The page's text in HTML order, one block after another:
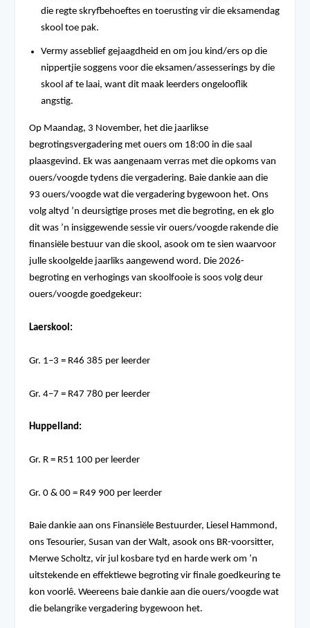
die regte skryfbehoeftes en toerusting vir die eksamendag
skool toe pak.
Vermy asseblief gejaagdheid en om jou kind/ers op die
nippertjie soggens voor die eksamen/assesserings by die
skool af te laai, want dit maak leerders ongelooflik
angstig.
Op Maandag, 3 November, het die jaarlikse
begrotingsvergadering met ouers om 18:00 in die saal
plaasgevind. Ek was aangenaam verras met die opkoms van
ouers/voogde tydens die vergadering. Baie dankie aan die
93 ouers/voogde wat die vergadering bygewoon het. Ons
volg altyd ’n deursigtige proses met die begroting, en ek glo
dit was ’n insiggewende sessie vir ouers/voogde rakende die
finansiële bestuur van die skool, asook om te sien waarvoor
julle skoolgelde jaarliks aangewend word. Die 2026-
begroting en verhogings van skoolfooie is soos volg deur
ouers/voogde goedgekeur:
Laerskool:
Gr. 1–3 = R46 385 per leerder
Gr. 4–7 = R47 780 per leerder
Huppelland:
Gr. R = R51 100 per leerder
Gr. 0 & 00 = R49 900 per leerder
Baie dankie aan ons Finansiële Bestuurder, Liesel Hammond,
ons Tesourier, Susan van der Walt, asook ons BR-voorsitter,
Merwe Scholtz, vir jul kosbare tyd en harde werk om ’n
uitstekende en effektiewe begroting vir finale goedkeuring te
kon voorlê. Weereens baie dankie aan die ouers/voogde wat
die belangrike vergadering bygewoon het.